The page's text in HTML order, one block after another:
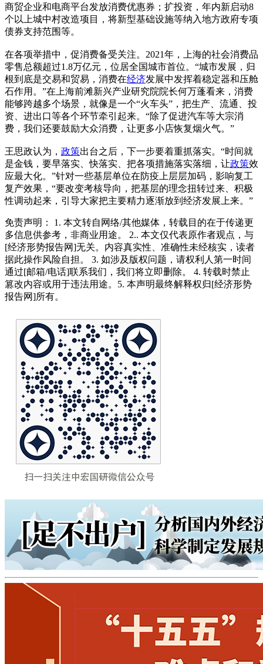
商贸企业和电商平台发放消费优惠券；扩投资，年内新启动8
个以上城中村改造项目，将新型基础设施等纳入地方政府专项
债券支持范围等。
在各项举措中，促消费备受关注。2021年，上海的社会消费品
零售总额超过1.8万亿元，位居全国城市首位。“城市发展，归
根到底是交易和贸易，消费在经济发展中发挥着稳定器和压舱
石作用。”在上海前滩新兴产业研究院院长何万蓬看来，消费
能够跨越多个场景，就像是一个“火车头”，把生产、流通、投
资、进出口等各个环节牵引起来。“除了促进汽车等大宗消
费，我们还要鼓励大众消费，让更多小店恢复烟火气。”
王思政认为， 政策出台之后，下一步要着重抓落实。“时间就
是金钱，要早落实、快落实、把各项措施落实落细，让政策效
应最大化。”针对一些基层单位在防疫上层层加码，影响复工
复产效果，“要改变考核导向，把基层的理念扭转过来、积极
性调动起来，引导大家把主要精力逐渐放到经济发展上来。”
免责声明： 1. 本文转自网络/其他媒体，转载目的在于传递更
多信息供参考，非商业用途。 2.. 本文仅代表原作者观点，与
[经济形势报告网]无关。内容真实性、准确性未经核实，读者
据此操作风险自担。 3. 如涉及版权问题，请权利人第一时间
通过[邮箱/电话]联系我们，我们将立即删除。 4. 转载时禁止
篡改内容或用于违法用途。5. 本声明最终解释权归[经济形势
报告网]所有。